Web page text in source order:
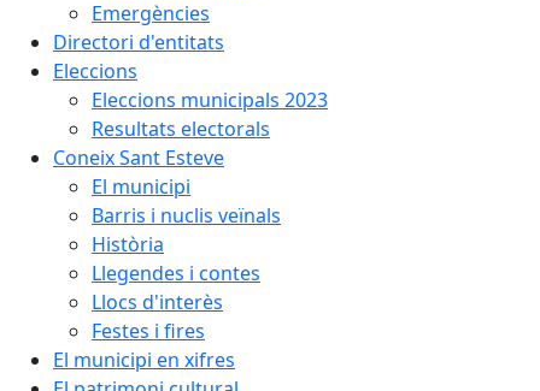
Emergències
Directori d'entitats
Eleccions
Eleccions municipals 2023
Resultats electorals
Coneix Sant Esteve
El municipi
Barris i nuclis veïnals
Història
Llegendes i contes
Llocs d'interès
Festes i fires
El municipi en xifres